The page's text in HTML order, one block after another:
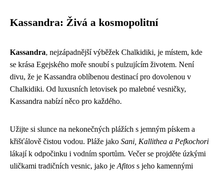
Kassandra: Živá a kosmopolitní
Kassandra, nejzápadnější výběžek Chalkidiki, je místem, kde
se krása Egejského moře snoubí s pulzujícím životem. Není
divu, že je Kassandra oblíbenou destinací pro dovolenou v
Chalkidiki. Od luxusních letovisek po malebné vesničky,
Kassandra nabízí něco pro každého.
Užijte si slunce na nekonečných plážích s jemným pískem a
křišťálově čistou vodou. Pláže jako Sani, Kallithea a Pefkochori
lákají k odpočinku i vodním sportům. Večer se projděte úzkými
uličkami tradičních vesnic, jako je Afitos s jeho kamennými